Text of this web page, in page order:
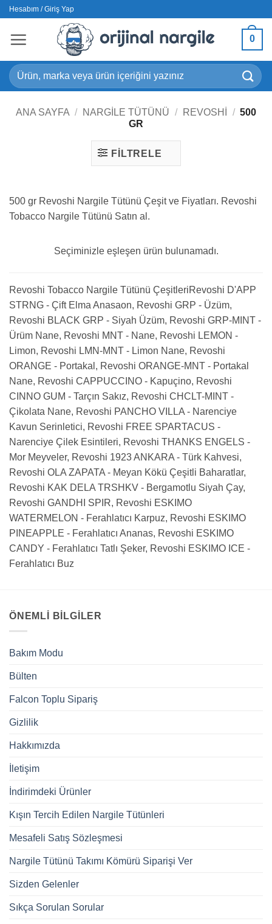
İçeriğe
Hesabım / Giriş Yap
0
Ara:
ANA SAYFA / NARGILE TÜTÜNÜ / REVOSHI / 500
GR
FILTRELE
500 gr Revoshi Nargile Tütünü Çeşit ve Fiyatları. Revoshi
Tobacco Nargile Tütünü Satın al.
Seçiminizle eşleşen ürün bulunamadı.
Revoshi Tobacco Nargile Tütünü ÇeşitleriRevoshi D'APP
STRNG - Çift Elma Anasaon, Revoshi GRP - Üzüm,
Revoshi BLACK GRP - Siyah Üzüm, Revoshi GRP-MINT -
Ürüm Nane, Revoshi MNT - Nane, Revoshi LEMON -
Limon, Revoshi LMN-MNT - Limon Nane, Revoshi
ORANGE - Portakal, Revoshi ORANGE-MNT - Portakal
Nane, Revoshi CAPPUCCINO - Kapuçino, Revoshi
CINNO GUM - Tarçın Sakız, Revoshi CHCLT-MINT -
Çikolata Nane, Revoshi PANCHO VILLA - Narenciye
Kavun Serinletici, Revoshi FREE SPARTACUS -
Narenciye Çilek Esintileri, Revoshi THANKS ENGELS -
Mor Meyveler, Revoshi 1923 ANKARA - Türk Kahvesi,
Revoshi OLA ZAPATA - Meyan Kökü Çeşitli Baharatlar,
Revoshi KAK DELA TRSHKV - Bergamotlu Siyah Çay,
Revoshi GANDHI SPIR, Revoshi ESKIMO
WATERMELON - Ferahlatıcı Karpuz, Revoshi ESKIMO
PINEAPPLE - Ferahlatıcı Ananas, Revoshi ESKIMO
CANDY - Ferahlatıcı Tatlı Şeker, Revoshi ESKIMO ICE -
Ferahlatıcı Buz
ÖNEMLI BILGILER
Bakım Modu
Bülten
Falcon Toplu Sipariş
Gizlilik
Hakkımızda
İletişim
İndirimdeki Ürünler
Kışın Tercih Edilen Nargile Tütünleri
Mesafeli Satış Sözleşmesi
Nargile Tütünü Takımı Kömürü Siparişi Ver
Sizden Gelenler
Sıkça Sorulan Sorular